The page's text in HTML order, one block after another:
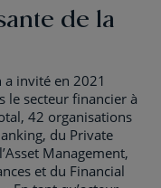
de la
a invité en 2021
le secteur financier à
42 organisations
du Private
Management,
et du Financial